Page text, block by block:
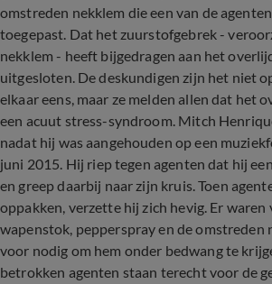
omstreden nekklem die een van de
toegepast. Dat het zuurstofgebrek -
nekklem - heeft bijgedragen aan het
uitgesloten. De deskundigen zijn het niet
elkaar eens, maar ze melden allen dat het
een acuut stress-syndroom. Mitch
nadat hij was aangehouden op een
juni 2015. Hij riep tegen agenten dat hij
en greep daarbij naar zijn kruis. Toen
oppakken, verzette hij zich hevig. Er waren
wapenstok, pepperspray en de omstreden
voor nodig om hem onder bedwang te
betrokken agenten staan terecht voor de